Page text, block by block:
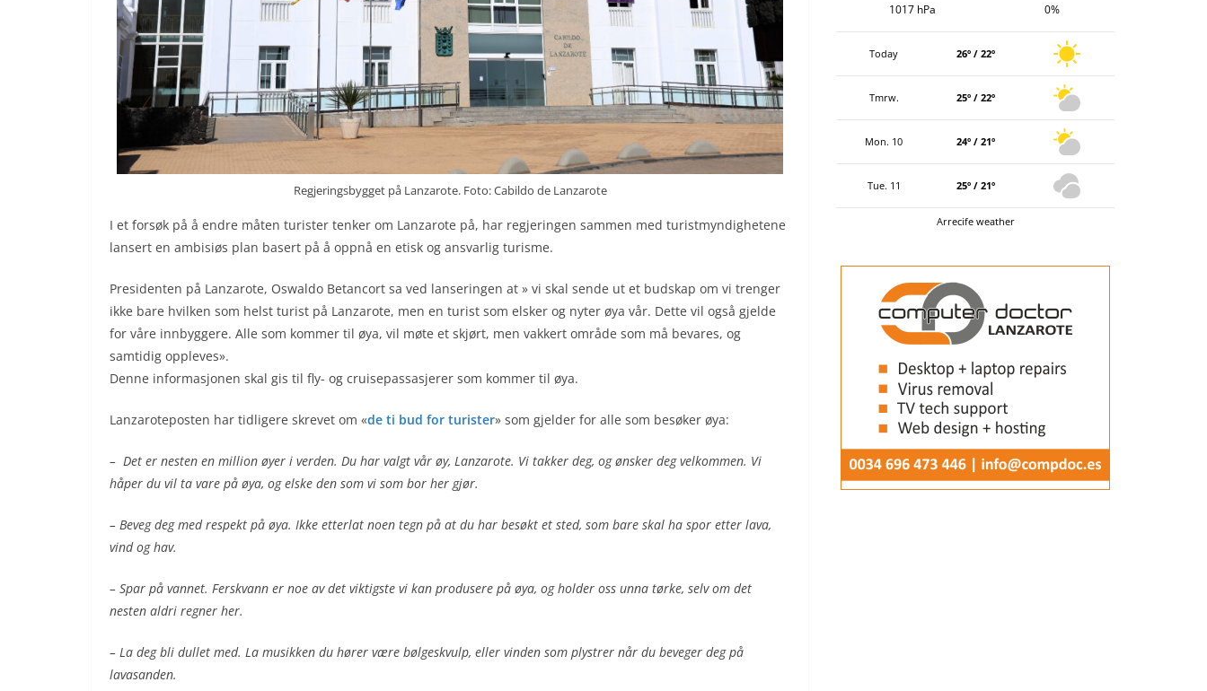
Regjeringsbygget på Lanzarote. Foto: Cabildo de Lanzarote
I et forsøk på å endre måten turister tenker om Lanzarote på, har regjeringen sammen med turistmyndighetene
lansert en ambisiøs plan basert på å oppnå en etisk og ansvarlig turisme.
Presidenten på Lanzarote, Oswaldo Betancort sa ved lanseringen at » vi skal sende ut et budskap om vi trenger
ikke bare hvilken som helst turist på Lanzarote, men en turist som elsker og nyter øya vår. Dette vil også gjelde
for våre innbyggere. Alle som kommer til øya, vil møte et skjørt, men vakkert område som må bevares, og
samtidig oppleves».
Denne informasjonen skal gis til fly- og cruisepassasjerer som kommer til øya.
Lanzaroteposten har tidligere skrevet om «de ti bud for turister» som gjelder for alle som besøker øya:
– Det er nesten en million øyer i verden. Du har valgt vår øy, Lanzarote. Vi takker deg, og ønsker deg velkommen. Vi
håper du vil ta vare på øya, og elske den som vi som bor her gjør.
– Beveg deg med respekt på øya. Ikke etterlat noen tegn på at du har besøkt et sted, som bare skal ha spor etter lava,
vind og hav.
– Spar på vannet. Ferskvann er noe av det viktigste vi kan produsere på øya, og holder oss unna tørke, selv om det
nesten aldri regner her.
– La deg bli dullet med. La musikken du hører være bølgeskvulp, eller vinden som plystrer når du beveger deg på
lavasanden.
1017 hPa
0%
Today 26º / 22º
Tmrw. 25º / 22º
Mon. 10 24º / 21º
Tue. 11 25º / 21º
Arrecife weather